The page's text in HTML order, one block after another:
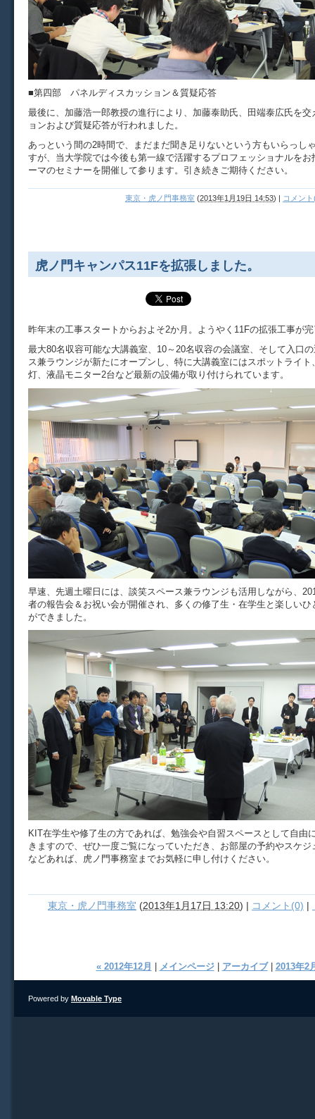
■第四部 パネルディスカッション＆質疑応答
最後に、加藤浩一郎教授の進行により、加藤泰助氏、田端泰広氏を交
ョンおよび質疑応答が行われました。
あっという間の2時間で、まだまだ聞き足りないという方もいらっし
すが、当大学院では今後も第一線で活躍するプロフェッショナルをお
ーマのセミナーを開催して参ります。引き続きご期待ください。
東京・虎ノ門事務室 (2013年1月19日 14:53) | コメン
虎ノ門キャンパス11Fを拡張しました。
昨年末の工事スタートからおよそ2か月。ようやく11Fの拡張工事が
最大80名収容可能な大講義室、10～20名収容の会議室、そして入口
ス兼ラウンジが新たにオープンし、特に大講義室にはスポットライ
灯、液晶モニター2台など最新の設備が取り付けられています。
早速、先週土曜日には、談笑スペース兼ラウンジも活用しながら、
者の報告会＆お祝い会が開催され、多くの修了生・在学生と楽しいひ
ができました。
KIT在学生や修了生の方であれば、勉強会や自習スペースとして自由
きますので、ぜひ一度ご覧になっていただき、お部屋の予約やスケ
などあれば、虎ノ門事務室までお気軽に申し付けください。
東京・虎ノ門事務室 (2013年1月17日 13:20) | コメント(0) |
« 2012年12月 メインページ| アーカイブ| 2013年2
Powered by Movable Type